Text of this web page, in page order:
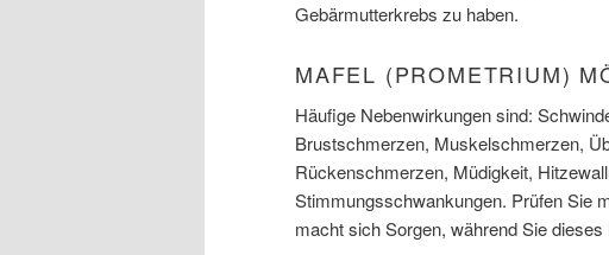
Gebärmutterkrebs zu haben.
MAFEL (PROMETRIUM)
Häufige Nebenwirkungen sind:
Brustschmerzen, Muskelschmerzen,
Rückenschmerzen, Müdigkeit,
Stimmungsschwankungen. Prüfen Sie
macht sich Sorgen, während Sie